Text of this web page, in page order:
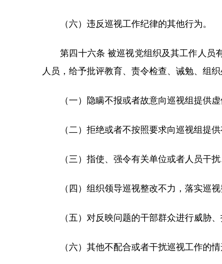
（六）违反巡视工作纪律的其他行为。
第四十六条 被巡视党组织及其工作人员有
人员，给予批评教育、责令检查、诫勉、组
（一）隐瞒不报或者故意向巡视组提供虚
（二）拒绝或者不按照要求向巡视组提供
（三）指使、强令有关单位或者人员干扰
（四）组织领导巡视整改不力，落实巡视
（五）对反映问题的干部群众进行威胁、
（六）其他不配合或者干扰巡视工作的情